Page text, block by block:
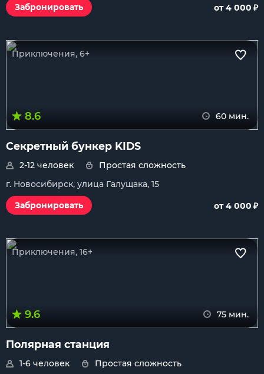
Забронировать
от 4 000 ₽
Приключения, 6+
8.6 60 мин.
Секретный бункер KIDS
2-12 человек
Простая сложность
г. Новосибирск, улица Галущака, 15
Забронировать
от 4 000 ₽
Приключения, 16+
9.6 75 мин.
Полярная станция
1-6 человек
Простая сложность